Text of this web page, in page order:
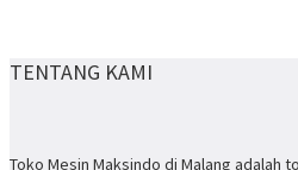
TENTANG KAMI
Toko Mesin Maksindo di Malang adalah